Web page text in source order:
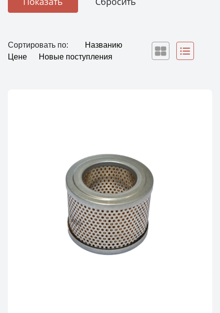
Сортировать по:
Названию
Цене
Новые поступления